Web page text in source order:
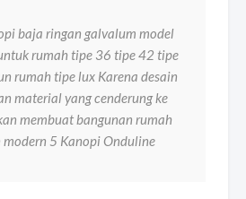
baja ringan galvalum model
rumah tipe 36 tipe 42 tipe
rumah tipe lux Karena desain
material yang cenderung ke
membuat bangunan rumah
modern 5 Kanopi Onduline